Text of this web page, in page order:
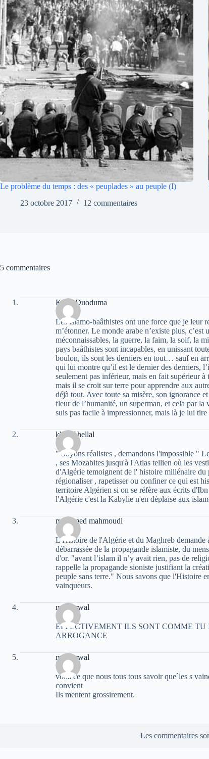
Le problème du temps : des « peuplades » au peuple (I)
23 octobre 2017
12 commentaires
5 commentaires
Kichi Duoduma
Les islamo-baâthistes ont une force que je leur
m’étonner. Le monde arabe n’existe plus, c’est
méconnaissables, la guerre, la faim, la soif, la
pays baâthistes sont incapables, en unissant
boulon, ils sont les derniers en tout… sauf en
qui lui montre qu’il est le dernier des derniers,
seulement pas inférieur, mais en fait supérieur
mais il se croit sur terre pour apprendre aux
déjà tout. Avec toute sa misère, son ignorance
fleur de l’humanité, un superman, et cela par la
suis pas facile à impressionner, mais là je lui
khelaf hellal
" Soyons réalistes , demandons l'impossible "
, ses Mozabites jusqu'à l'Atlas tellien où les
d'Algérie temoignent de l' histoire millénaire du
régionaliser , rapetisser ou confiner ce qui est
territoire Algérien si on se réfère aux écrits
l'Algérie c'est la Kabylie n'en déplaise aux
mohamed mahmoudi
L'Histoire de l'Algérie et du Maghreb demande
débarrassée de la propagande islamiste, du
d'or. "avant l’islam il n’y avait rien, pas de
rappelle la propagande sioniste justifiant la
peuple sans terre." Nous savons que l'Histoire
vainqueurs.
moh arwal
EFFECTIVEMENT ILS SONT COMME
ARROGANCE
moh arwal
voila ce que nous tous tous savoir que`les s
convient
Ils mentent grossirement.
Les commentaires